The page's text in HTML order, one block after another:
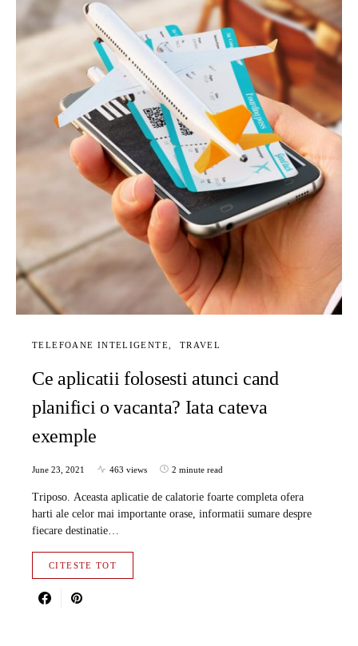
TELEFOANE INTELIGENTE TRAVEL
Ce aplicatii folosesti atunci cand
planifici o vacanta? Iata cateva
exemple
June 23, 2021 463 views 2 minute read
Triposo. Aceasta aplicatie de calatorie foarte completa ofera
harti ale celor mai importante orase, informatii sumare despre
fiecare destinatie…
CITESTE TOT